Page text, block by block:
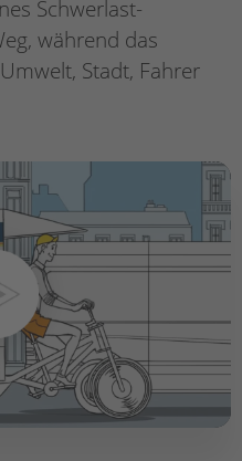
Schwerlast-
während das
Stadt, Fahrer